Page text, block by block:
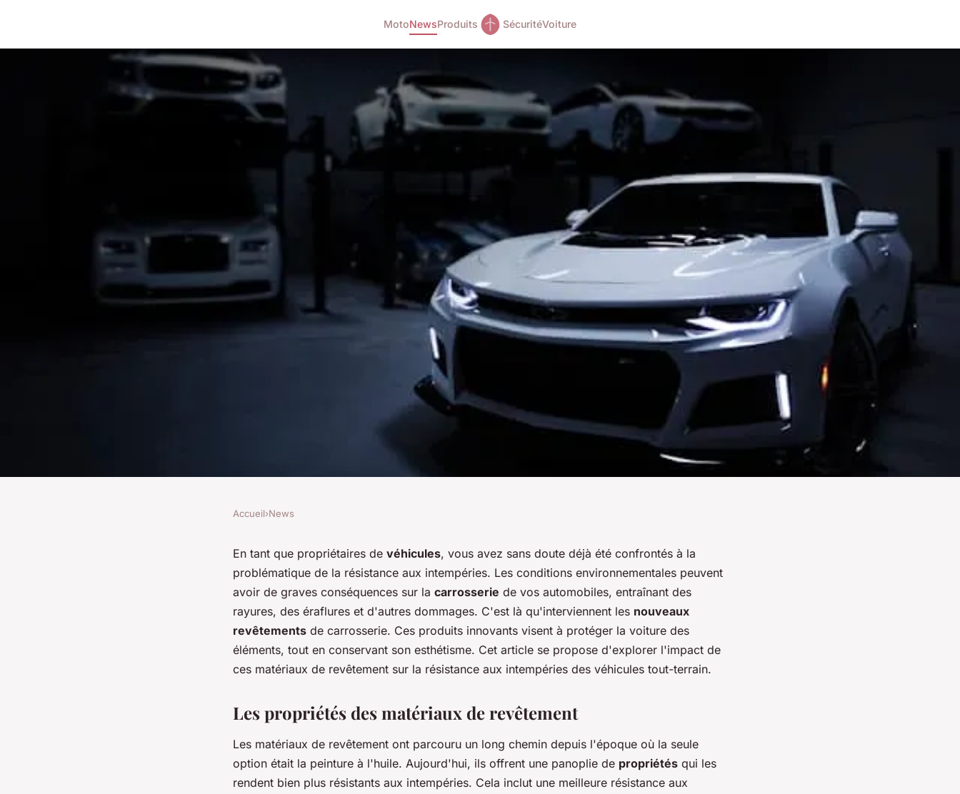
MotoNewsProduits SécuritéVoiture
Quels sont les impacts des nouveaux
matériaux de revêtement de
carrosserie sur la résistance aux
intempéries des véhicules tout-
Accueil›News
En tant que propriétaires de véhicules, vous avez sans doute déjà été confrontés à la
problématique de la résistance aux intempéries. Les conditions environnementales peuvent
avoir de graves conséquences sur la carrosserie de vos automobiles, entraînant des
rayures, des éraflures et d'autres dommages. C'est là qu'interviennent les nouveaux
revêtements de carrosserie. Ces produits innovants visent à protéger la voiture des
éléments, tout en conservant son esthétisme. Cet article se propose d'explorer l'impact de
ces matériaux de revêtement sur la résistance aux intempéries des véhicules tout-terrain.
Les propriétés des matériaux de revêtement
Les matériaux de revêtement ont parcouru un long chemin depuis l'époque où la seule
option était la peinture à l'huile. Aujourd'hui, ils offrent une panoplie de propriétés qui les
rendent bien plus résistants aux intempéries. Cela inclut une meilleure résistance aux